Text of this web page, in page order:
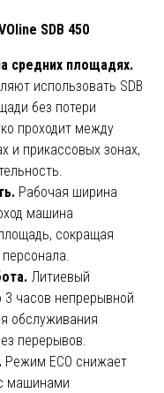
SDB 450
средних площадях.
использовать SDB
без потери
проходит между
и прикассовых зонах,
Рабочая ширина
машина
сокращая
Литиевый
3 часов непрерывной
обслуживания
перерывов.
Режим ECO снижает
машинами